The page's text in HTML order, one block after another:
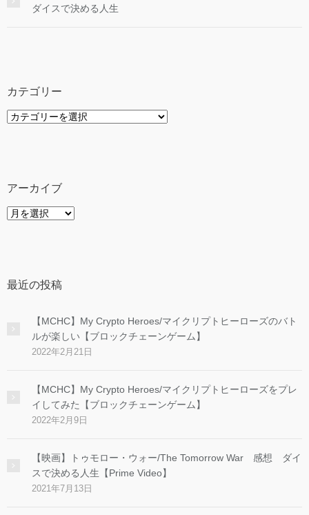
ダイスで決める人生
カテゴリー
カ
アーカイブ
ア
最近の投稿
【MCHC】My Crypto Heroes/マイクリプトヒーローズのバト
ルが楽しい【ブロックチェーンゲーム】
2022年2月21日
【MCHC】My Crypto Heroes/マイクリプトヒーローズをプレ
イしてみた【ブロックチェーンゲーム】
2022年2月9日
【映画】トゥモロー・ウォー/The Tomorrow War 感想 ダイ
スで決める人生【Prime Video】
2021年7月13日